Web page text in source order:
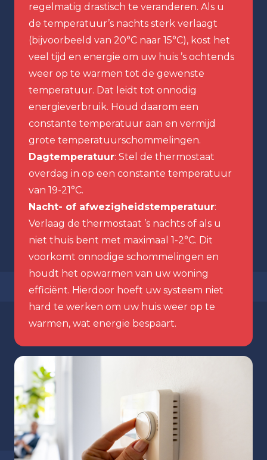
regelmatig drastisch te veranderen. Als u
de temperatuur’s nachts sterk verlaagt
(bijvoorbeeld van 20°C naar 15°C), kost het
veel tijd en energie om uw huis ’s ochtends
weer op te warmen tot de gewenste
temperatuur. Dat leidt tot onnodig
energieverbruik. Houd daarom een
constante temperatuur aan en vermijd
grote temperatuurschommelingen.
Dagtemperatuur: Stel de thermostaat
overdag in op een constante temperatuur
van 19-21°C.
Nacht- of afwezigheidstemperatuur:
Verlaag de thermostaat ’s nachts of als u
niet thuis bent met maximaal 1-2°C. Dit
voorkomt onnodige schommelingen en
houdt het opwarmen van uw woning
efficiënt. Hierdoor hoeft uw systeem niet
hard te werken om uw huis weer op te
warmen, wat energie bespaart.